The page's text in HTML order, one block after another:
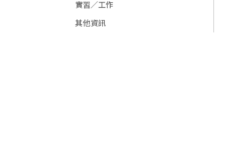
實習／工作
其他資訊